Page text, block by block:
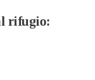
rifugio: